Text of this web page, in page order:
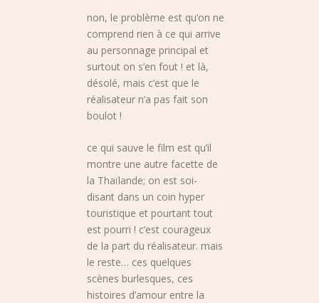
non, le problème est qu’on ne
comprend rien à ce qui arrive
au personnage principal et
surtout on s’en fout ! et là,
désolé, mais c’est que le
réalisateur n’a pas fait son
boulot !
ce qui sauve le film est qu’il
montre une autre facette de
la Thaïlande; on est soi-
disant dans un coin hyper
touristique et pourtant tout
est pourri ! c’est courageux
de la part du réalisateur. mais
le reste… ces quelques
scènes burlesques, ces
histoires d’amour entre la